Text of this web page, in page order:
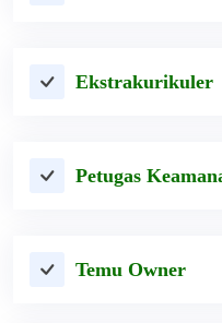
Ekstrakurikuler
Petugas
Temu Owner